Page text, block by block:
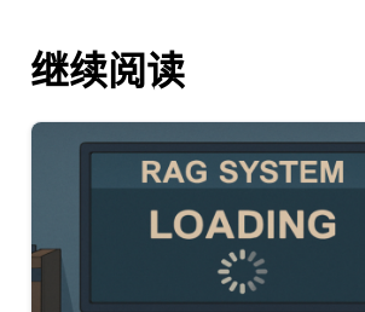
继续阅读